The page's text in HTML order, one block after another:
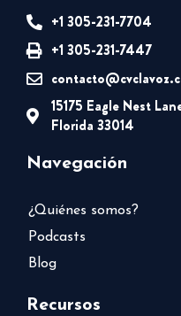
+1 305-231-7704
+1 305-231-7447
15175 Eagle Nest
Florida 33014
Navegación
¿Quiénes somos?
Podcasts
Blog
Recursos